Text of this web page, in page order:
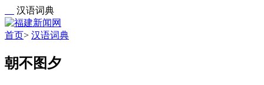
汉语词典
首页> 汉语词典
朝不图夕